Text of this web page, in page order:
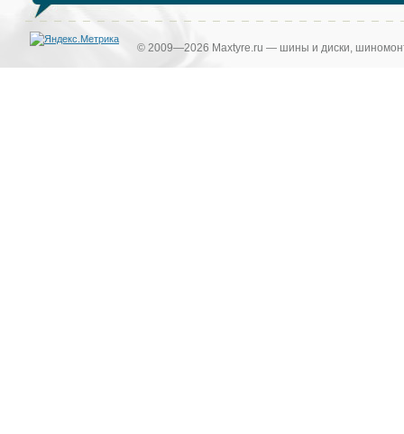
© 2009—2026 Maxtyre.ru — шины и диски,